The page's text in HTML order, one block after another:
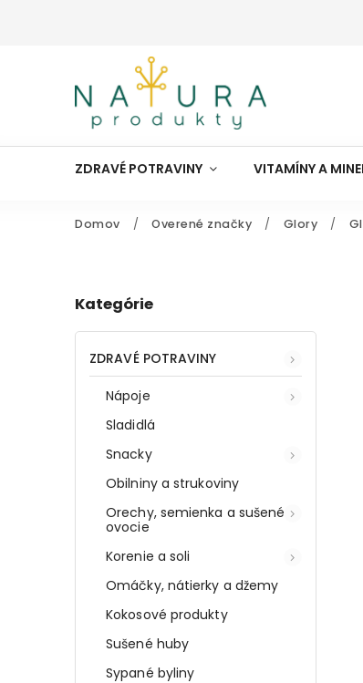
ZDRAVÉ POTRAVINY VITAMÍNY A
Domov / Overené značky / Glory /
Kategórie
ZDRAVÉ POTRAVINY
Nápoje
Sladidlá
Snacky
Obilniny a strukoviny
Orechy, semienka a sušené
ovocie
Korenie a soli
Omáčky, nátierky a džemy
Kokosové produkty
Sušené huby
Sypané byliny